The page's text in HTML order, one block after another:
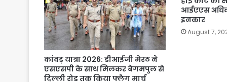
कांवड़ यात्रा 2026: डीआईजी मेरठ ने
एसएसपी के साथ मिलकर बेगमपुल से
दिल्ली रोड तक किया फ्लैग मार्च
आईएएस
इनकार
August 7,